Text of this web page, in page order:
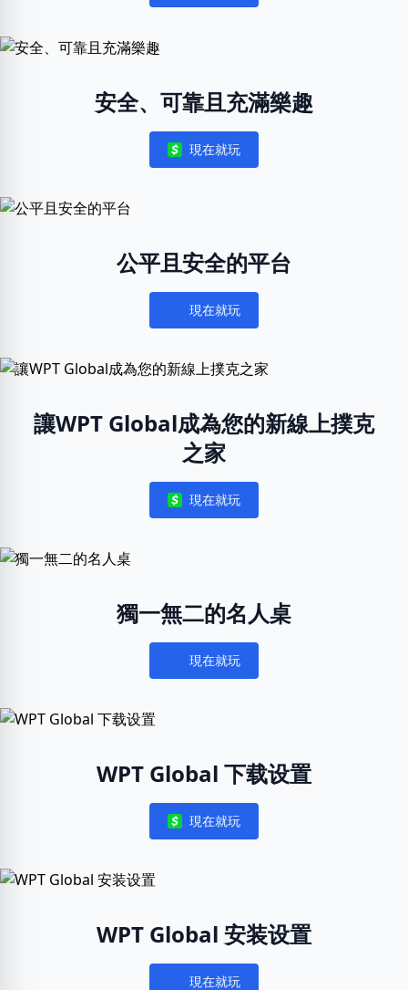
安全、可靠且充滿樂趣
Notifications
現在就玩
公平且安全的平台
Notifications
現在就玩
讓WPT Global成為您的新線上撲克
之家
Notifications
現在就玩
獨一無二的名人桌
Notifications
現在就玩
WPT Global 下载设置
Notifications
現在就玩
WPT Global 安装设置
現在就玩